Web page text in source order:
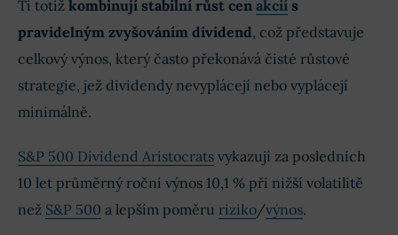
Ti totiž kombinují stabilní růst cen akcií s
pravidelným zvyšováním dividend, což představuje
celkový výnos, který často překonává čisté růstové
strategie, jež dividendy nevyplácejí nebo vyplácejí
minimálně.
S&P 500 Dividend Aristocrats vykazují za posledních
10 let průměrný roční výnos 10,1 % při nižší volatilitě
než S&P 500 a lepším poměru riziko/výnos.